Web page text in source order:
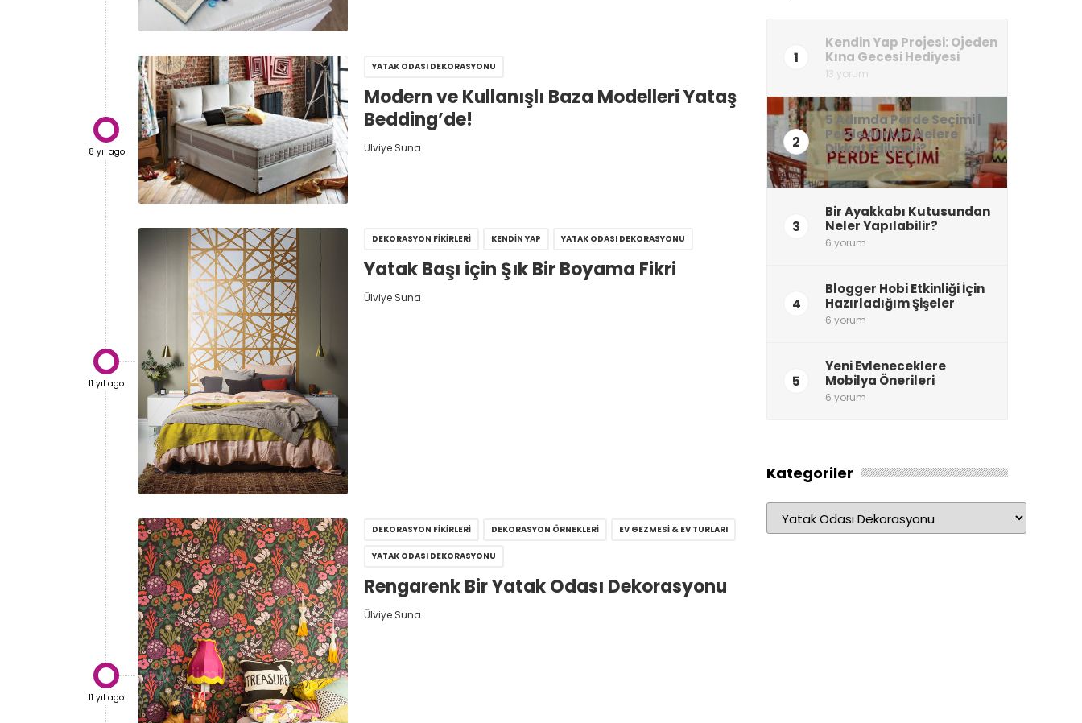

8 yıl ago
YATAK ODASI DEKORASYONU
Modern ve Kullanışlı Baza Modelleri Yataş
Bedding’de!
Ülviye Suna

11 yıl ago
DEKORASYON FIKIRLERI KENDIN YAP YATAK ODASI DEKORASYONU
Yatak Başı için Şık Bir Boyama Fikri
Ülviye Suna

11 yıl ago
DEKORASYON FIKIRLERI DEKORASYON ÖRNEKLERI EV GEZMESI & EV TURLARI
YATAK ODASI DEKORASYONU
Rengarenk Bir Yatak Odası Dekorasyonu
Ülviye Suna
1
Kendin Yap Projesi: Ojeden
Kına Gecesi Hediyesi
13 yorum
2
5 Adımda Perde Seçimi |
Perde Alırken Nelere
Dikkat Edilmeli?
6 yorum
3
Bir Ayakkabı Kutusundan
Neler Yapılabilir?
6 yorum
4
Blogger Hobi Etkinliği İçin
Hazırladığım Şişeler
6 yorum
5
Yeni Evleneceklere
Mobilya Önerileri
6 yorum
Kategoriler
Kategoriler